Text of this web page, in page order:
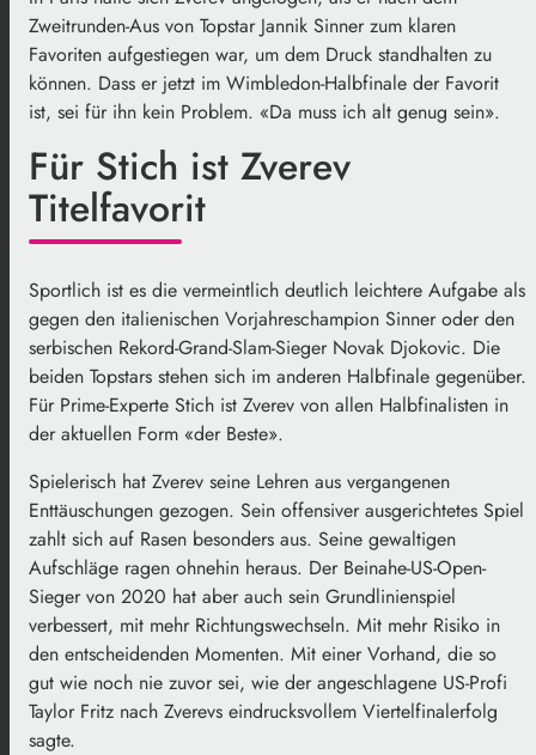
Zweitrunden-Aus von Topstar Jannik Sinner zum klaren
Favoriten aufgestiegen war, um dem Druck standhalten zu
können. Dass er jetzt im Wimbledon-Halbfinale der Favorit
ist, sei für ihn kein Problem. «Da muss ich alt genug sein».
Für Stich ist Zverev
Titelfavorit
Sportlich ist es die vermeintlich deutlich leichtere Aufgabe als
gegen den italienischen Vorjahreschampion Sinner oder den
serbischen Rekord-Grand-Slam-Sieger Novak Djokovic. Die
beiden Topstars stehen sich im anderen Halbfinale gegenüber.
Für Prime-Experte Stich ist Zverev von allen Halbfinalisten in
der aktuellen Form «der Beste».
Spielerisch hat Zverev seine Lehren aus vergangenen
Enttäuschungen gezogen. Sein offensiver ausgerichtetes Spiel
zahlt sich auf Rasen besonders aus. Seine gewaltigen
Aufschläge ragen ohnehin heraus. Der Beinahe-US-Open-
Sieger von 2020 hat aber auch sein Grundlinienspiel
verbessert, mit mehr Richtungswechseln. Mit mehr Risiko in
den entscheidenden Momenten. Mit einer Vorhand, die so
gut wie noch nie zuvor sei, wie der angeschlagene US-Profi
Taylor Fritz nach Zverevs eindrucksvollem Viertelfinalerfolg
sagte.